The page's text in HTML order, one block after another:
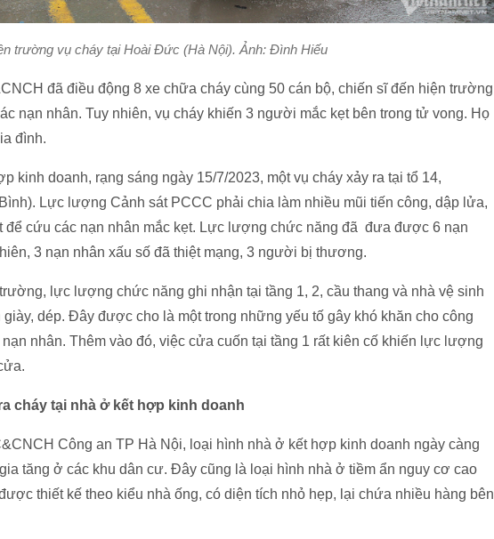
trường vụ cháy tại Hoài Đức (Hà Nội). Ảnh: Đình Hiếu
đã điều động 8 xe chữa cháy cùng 50 cán bộ, chiến sĩ đến hiện trường
nạn nhân. Tuy nhiên, vụ cháy khiến 3 người mắc kẹt bên trong tử vong. Họ
đình.
kinh doanh, rạng sáng ngày 15/7/2023, một vụ cháy xảy ra tại tổ 14,
Lực lượng Cảnh sát PCCC phải chia làm nhiều mũi tiến công, dập lửa,
để cứu các nạn nhân mắc kẹt. Lực lượng chức năng đã đưa được 6 nạn
3 nạn nhân xấu số đã thiệt mạng, 3 người bị thương.
lực lượng chức năng ghi nhận tại tầng 1, 2, cầu thang và nhà vệ sinh
dép. Đây được cho là một trong những yếu tố gây khó khăn cho công
nhân. Thêm vào đó, việc cửa cuốn tại tầng 1 rất kiên cố khiến lực lượng
cháy tại nhà ở kết hợp kinh doanh
Công an TP Hà Nội, loại hình nhà ở kết hợp kinh doanh ngày càng
tăng ở các khu dân cư. Đây cũng là loại hình nhà ở tiềm ẩn nguy cơ cao
thiết kế theo kiểu nhà ống, có diện tích nhỏ hẹp, lại chứa nhiều hàng bên